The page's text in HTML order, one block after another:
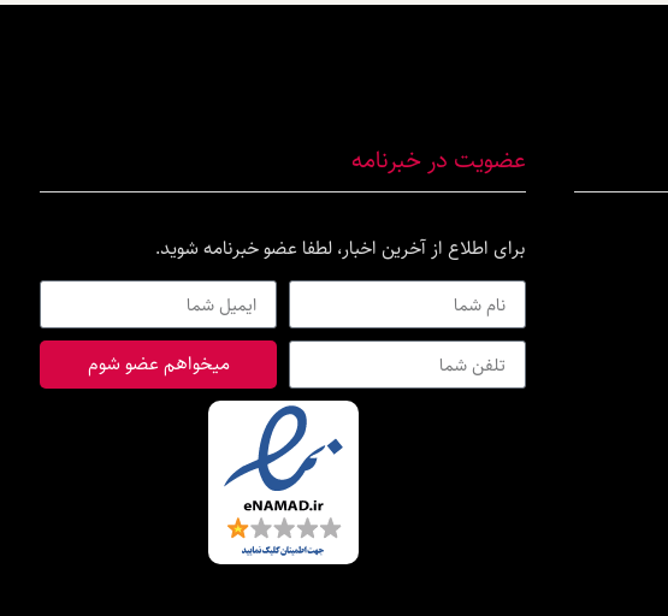
عضویت در خبرنامه
برای اطلاع از آخرین اخبار، لطفا عضو خبرنامه شوید.
میخواهم عضو شوم